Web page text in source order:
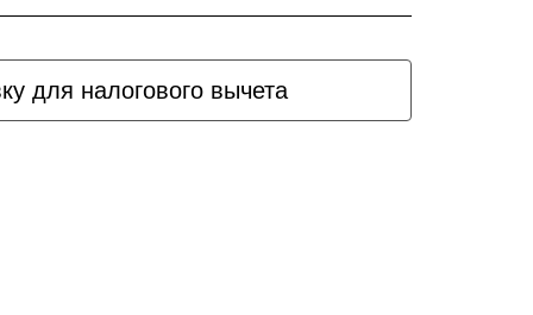
для налогового вычета